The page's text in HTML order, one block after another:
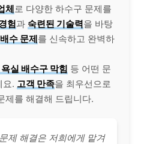
체로 다양한 하수구 문제를
험과 숙련된 기술력을 바탕
배수 문제를 신속하고 완벽하
실 배수구 막힘 등 어떤 문
요. 고객 만족을 최우선으로
제를 해결해 드립니다.
제 해결은 저희에게 맡겨